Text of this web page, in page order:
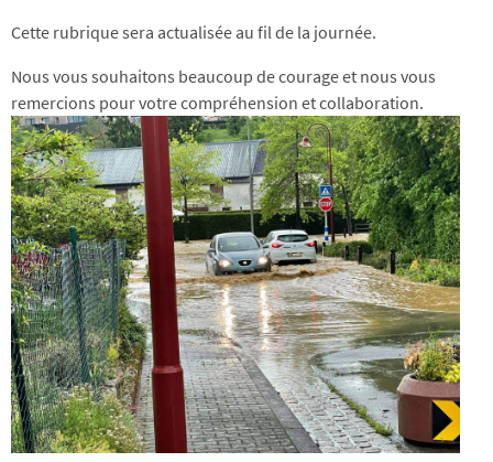
Cette rubrique sera actualisée au fil de la journée.
Nous vous souhaitons beaucoup de courage et nous vous
remercions pour votre compréhension et collaboration.​